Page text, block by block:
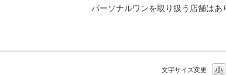
パーソナルワンを取り扱う店舗はあ
文字サイズ変更